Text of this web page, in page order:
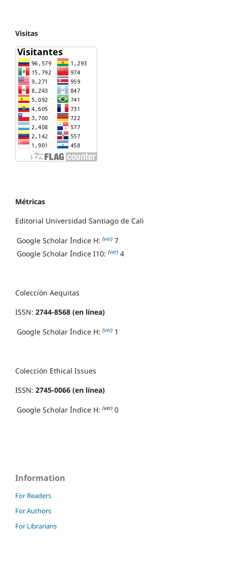
Visitas
Métricas
Editorial Universidad Santiago de Cali
Google Scholar Índice H: (ver) 7
Google Scholar Índice I10: (ver) 4
Colección Aequitas
ISSN: 2744-8568 (en línea)
Google Scholar Índice H: (ver) 1
Colección Ethical Issues
ISSN: 2745-0066 (en línea)
Google Scholar Índice H: (ver) 0
Information
For Readers
For Authors
For Librarians